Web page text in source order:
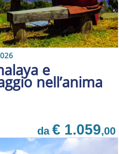
e
nell’anima
da € 1.059,00